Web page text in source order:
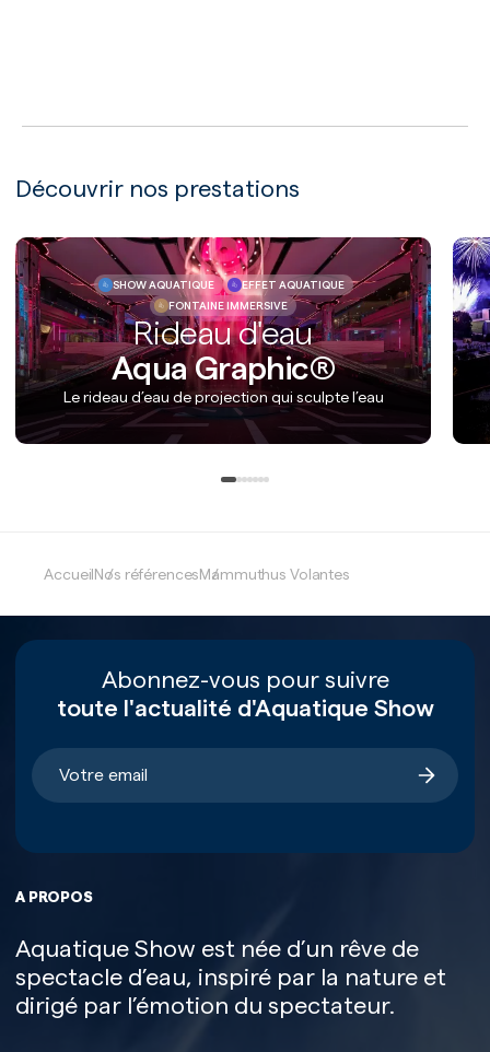
Découvrir nos prestations
SHOW AQUATIQUE
EFFET AQUATIQUE
FONTAINE IMMERSIVE
Rideau d'eau
Aqua Graphic®
Le rideau d’eau de projection qui sculpte l’eau
AccueilNos référencesMammuthus Volantes
Abonnez-vous pour suivre
toute l'actualité d'Aquatique Show
A PROPOS
Aquatique Show est née d’un rêve de
spectacle d’eau, inspiré par la nature et
dirigé par l’émotion du spectateur.